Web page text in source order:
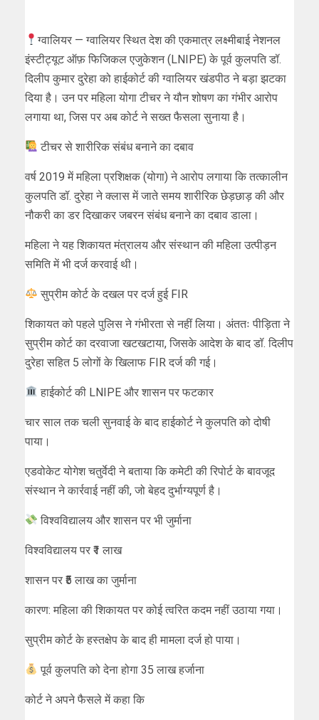
ग्वालियर — ग्वालियर स्थित देश की एकमात्र लक्ष्मीबाई नेशनल
इंस्टीट्यूट ऑफ़ फिजिकल एजुकेशन (LNIPE) के पूर्व कुलपति डॉ.
दिलीप कुमार दुरेहा को हाईकोर्ट की ग्वालियर खंडपीठ ने बड़ा झटका
दिया है। उन पर महिला योगा टीचर ने यौन शोषण का गंभीर आरोप
लगाया था, जिस पर अब कोर्ट ने सख्त फैसला सुनाया है।
टीचर से शारीरिक संबंध बनाने का दबाव
वर्ष 2019 में महिला प्रशिक्षक (योगा) ने आरोप लगाया कि तत्कालीन
कुलपति डॉ. दुरेहा ने क्लास में जाते समय शारीरिक छेड़छाड़ की और
नौकरी का डर दिखाकर जबरन संबंध बनाने का दबाव डाला।
महिला ने यह शिकायत मंत्रालय और संस्थान की महिला उत्पीड़न
समिति में भी दर्ज करवाई थी।
सुप्रीम कोर्ट के दखल पर दर्ज हुई FIR
शिकायत को पहले पुलिस ने गंभीरता से नहीं लिया। अंततः पीड़िता ने
सुप्रीम कोर्ट का दरवाजा खटखटाया, जिसके आदेश के बाद डॉ. दिलीप
दुरेहा सहित 5 लोगों के खिलाफ FIR दर्ज की गई।
हाईकोर्ट की LNIPE और शासन पर फटकार
चार साल तक चली सुनवाई के बाद हाईकोर्ट ने कुलपति को दोषी
पाया।
एडवोकेट योगेश चतुर्वेदी ने बताया कि कमेटी की रिपोर्ट के बावजूद
संस्थान ने कार्रवाई नहीं की, जो बेहद दुर्भाग्यपूर्ण है।
विश्वविद्यालय और शासन पर भी जुर्माना
विश्वविद्यालय पर ₹1 लाख
शासन पर ₹5 लाख का जुर्माना
कारण: महिला की शिकायत पर कोई त्वरित कदम नहीं उठाया गया।
सुप्रीम कोर्ट के हस्तक्षेप के बाद ही मामला दर्ज हो पाया।
पूर्व कुलपति को देना होगा 35 लाख हर्जाना
कोर्ट ने अपने फैसले में कहा कि